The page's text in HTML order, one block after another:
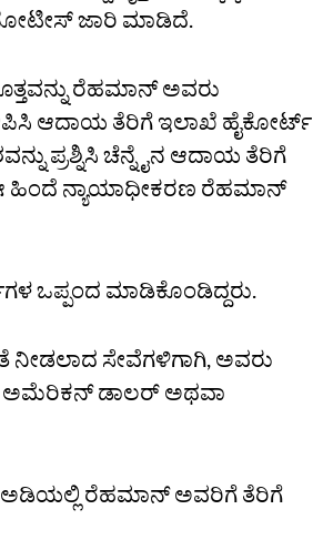
ಜಾರಿ ಮಾಡಿದೆ.
ರೆಹಮಾನ್ ಅವರು
ಆದಾಯ ತೆರಿಗೆ ಇಲಾಖೆ ಹೈಕೋರ್ಟ್
ಪ್ರಶ್ನಿಸಿ ಚೆನ್ನೈನ ಆದಾಯ ತೆರಿಗೆ
ಈ ಹಿಂದೆ ನ್ಯಾಯಾಧೀಕರಣ ರೆಹಮಾನ್
ಒಪ್ಪಂದ ಮಾಡಿಕೊಂಡಿದ್ದರು.
ಸೇವೆಗಳಿಗಾಗಿ, ಅವರು
ಅಮೆರಿಕನ್ ಡಾಲರ್ ಅಥವಾ
ದ ಅಡಿಯಲ್ಲಿ ರೆಹಮಾನ್ ಅವರಿಗೆ ತೆರಿಗೆ